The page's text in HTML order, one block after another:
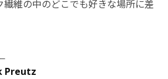
繊維の中のどこでも好きな場所に差
Preutz